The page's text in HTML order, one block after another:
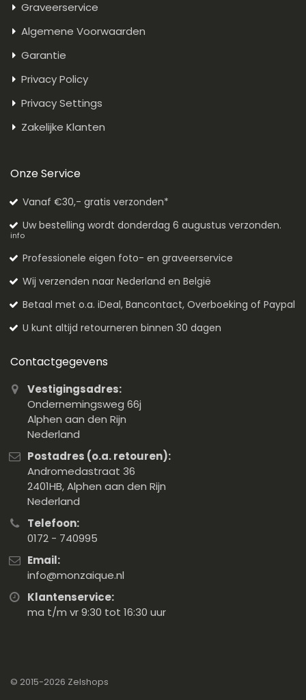
Graveerservice
Algemene Voorwaarden
Garantie
Privacy Policy
Privacy Settings
Zakelijke Klanten
Onze Service
Vanaf €30,- gratis verzonden*
Uw bestelling wordt donderdag 6 augustus verzonden.
info
Professionele eigen foto- en graveerservice
Wij verzenden naar Nederland en België
Betaal met o.a. iDeal, Bancontact, Overboeking of Paypal
U kunt altijd retourneren binnen 30 dagen
Contactgegevens
Vestigingsadres:
Ondernemingsweg 66j
Alphen aan den Rijn
Nederland
Postadres (o.a. retouren):
Andromedastraat 36
2401HB, Alphen aan den Rijn
Nederland
Telefoon:
0172 - 740995
Email:
info@monzaique.nl
Klantenservice:
ma t/m vr 9:30 tot 16:30 uur
© 2015-2026 Zelshops